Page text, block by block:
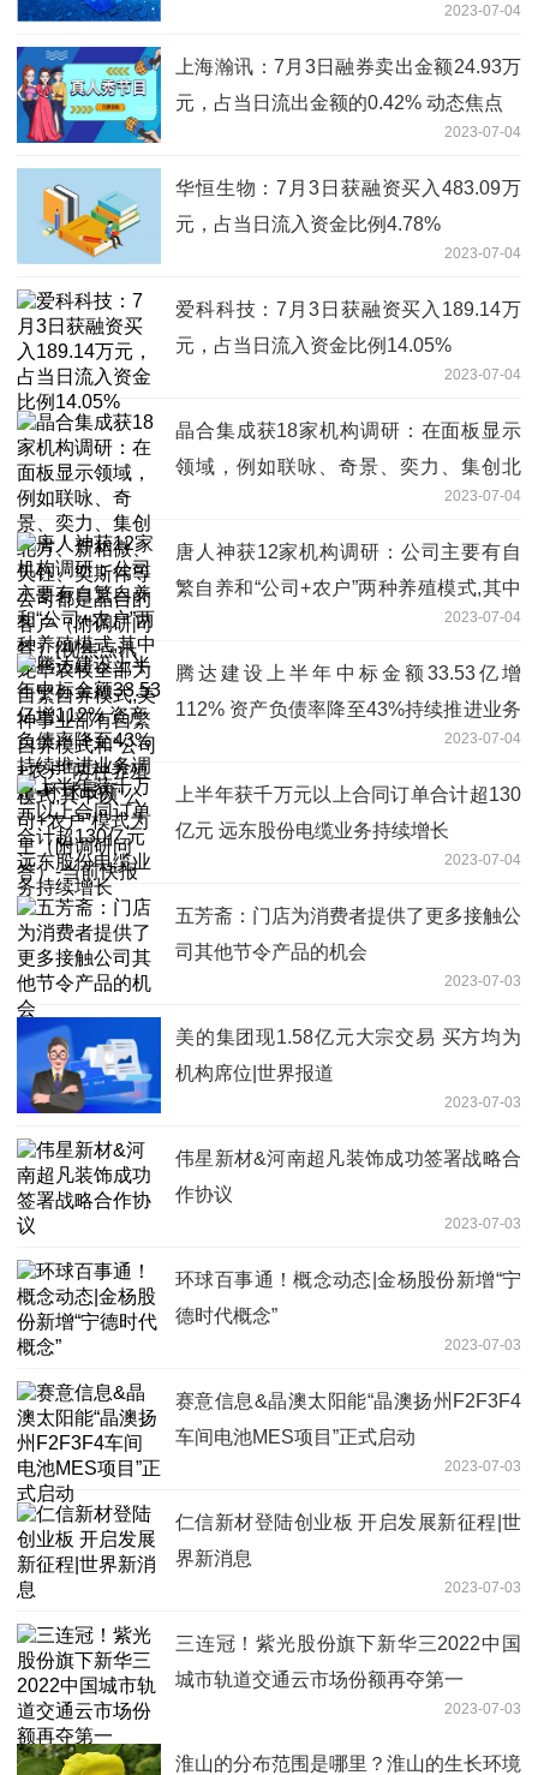
2023-07-04
上海瀚讯：7月3日融券卖出金额24.93万
元，占当日流出金额的0.42% 动态焦点
2023-07-04
华恒生物：7月3日获融资买入483.09万
元，占当日流入资金比例4.78%
2023-07-04
爱科科技：7月3日获融资买入189.14万
元，占当日流入资金比例14.05%
2023-07-04
晶合集成获18家机构调研：在面板显示
领域，例如联咏、奇景、奕力、集创北
方、新相微、天钰、奕斯伟等公司都是晶
合的客户（附调研问答）|视焦点讯
2023-07-04
唐人神获12家机构调研：公司主要有自
繁自养和“公司+农户”两种养殖模式,其中
龙华农牧全部为自繁自养模式,美神事业
部有自繁自养模式和“公司+农户”两种养
殖模式,其中以“公司+农户”模式为主（附
2023-07-04
腾达建设上半年中标金额33.53亿增
112% 资产负债率降至43%持续推进业务
2023-07-04
上半年获千万元以上合同订单合计超130
亿元 远东股份电缆业务持续增长
2023-07-04
五芳斋：门店为消费者提供了更多接触公
司其他节令产品的机会
2023-07-03
美的集团现1.58亿元大宗交易 买方均为
机构席位|世界报道
2023-07-03
伟星新材&河南超凡装饰成功签署战略合
作协议
2023-07-03
环球百事通！概念动态|金杨股份新增“宁
德时代概念”
2023-07-03
赛意信息&晶澳太阳能“晶澳扬州F2F3F4
车间电池MES项目”正式启动
2023-07-03
仁信新材登陆创业板 开启发展新征程|世
界新消息
2023-07-03
三连冠！紫光股份旗下新华三2022中国
城市轨道交通云市场份额再夺第一
2023-07-03
淮山的分布范围是哪里？淮山的生长环境